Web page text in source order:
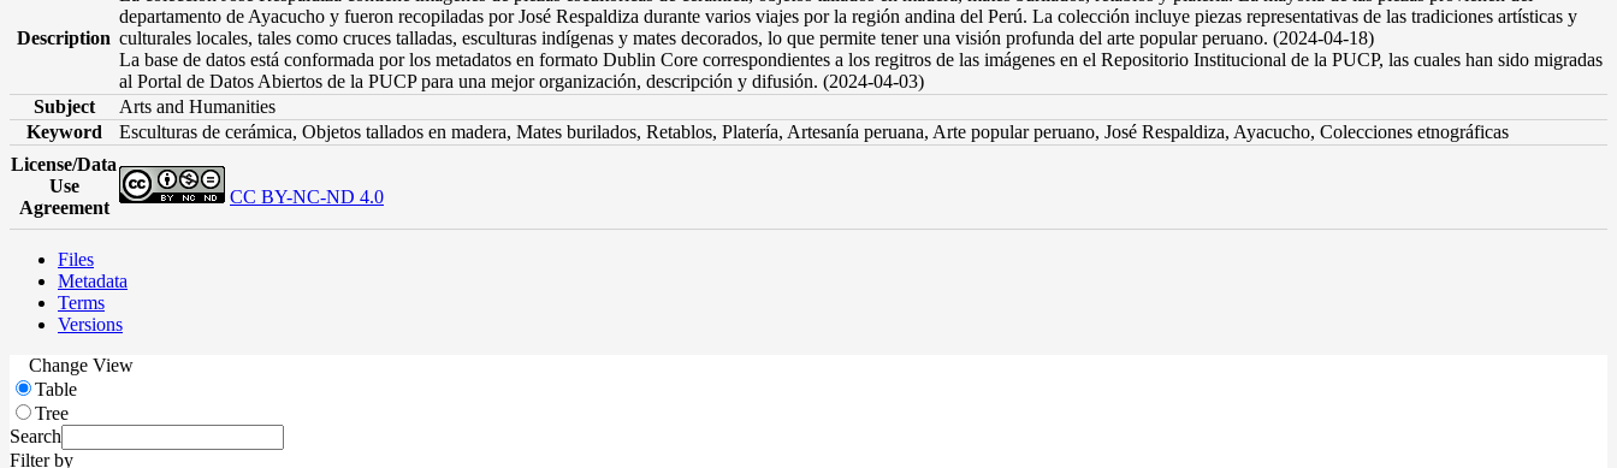
Description
departamento de Ayacucho y fueron recopiladas por José Respaldiza durante varios viajes por la región andina del Perú. La colección incluye piezas representativas de las tradiciones artísticas y
culturales locales, tales como cruces talladas, esculturas indígenas y mates decorados, lo que permite tener una visión profunda del arte popular peruano. (2024-04-18)
La base de datos está conformada por los metadatos en formato Dublin Core correspondientes a los regitros de las imágenes en el Repositorio Institucional de la PUCP, las cuales han sido migradas
al Portal de Datos Abiertos de la PUCP para una mejor organización, descripción y difusión. (2024-04-03)
Subject
Arts and Humanities
Keyword
Esculturas de cerámica, Objetos tallados en madera, Mates burilados, Retablos, Platería, Artesanía peruana, Arte popular peruano, José Respaldiza, Ayacucho, Colecciones etnográficas
License/Data
Use
Agreement
CC BY-NC-ND 4.0
Files
Metadata
Terms
Versions
Change View
Table
Tree
Search
Filter by